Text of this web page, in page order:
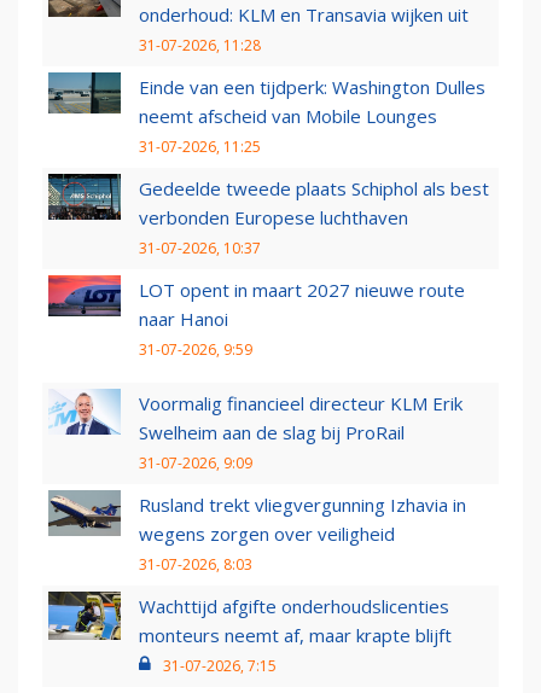
onderhoud: KLM en Transavia wijken uit
31-07-2026, 11:28
Einde van een tijdperk: Washington Dulles
neemt afscheid van Mobile Lounges
31-07-2026, 11:25
Gedeelde tweede plaats Schiphol als best
verbonden Europese luchthaven
31-07-2026, 10:37
LOT opent in maart 2027 nieuwe route
naar Hanoi
31-07-2026, 9:59
Voormalig financieel directeur KLM Erik
Swelheim aan de slag bij ProRail
31-07-2026, 9:09
Rusland trekt vliegvergunning Izhavia in
wegens zorgen over veiligheid
31-07-2026, 8:03
Wachttijd afgifte onderhoudslicenties
monteurs neemt af, maar krapte blijft
31-07-2026, 7:15